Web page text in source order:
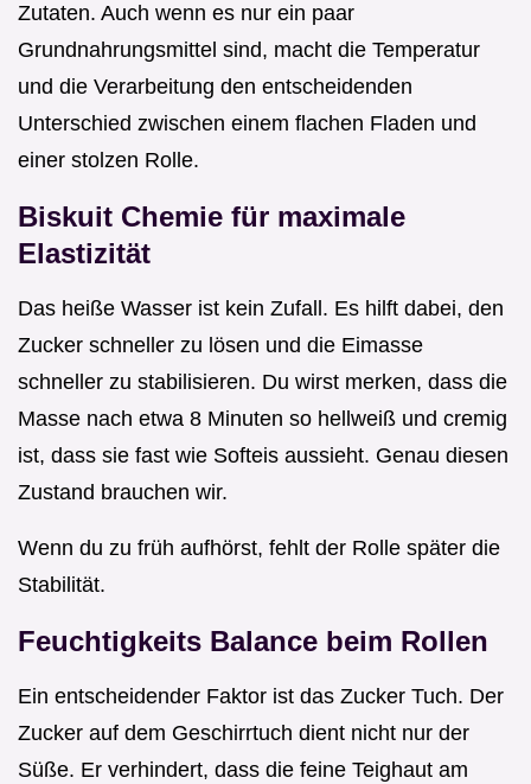
Zutaten. Auch wenn es nur ein paar
Grundnahrungsmittel sind, macht die Temperatur
und die Verarbeitung den entscheidenden
Unterschied zwischen einem flachen Fladen und
einer stolzen Rolle.
Biskuit Chemie für maximale
Elastizität
Das heiße Wasser ist kein Zufall. Es hilft dabei, den
Zucker schneller zu lösen und die Eimasse
schneller zu stabilisieren. Du wirst merken, dass die
Masse nach etwa 8 Minuten so hellweiß und cremig
ist, dass sie fast wie Softeis aussieht. Genau diesen
Zustand brauchen wir.
Wenn du zu früh aufhörst, fehlt der Rolle später die
Stabilität.
Feuchtigkeits Balance beim Rollen
Ein entscheidender Faktor ist das Zucker Tuch. Der
Zucker auf dem Geschirrtuch dient nicht nur der
Süße. Er verhindert, dass die feine Teighaut am